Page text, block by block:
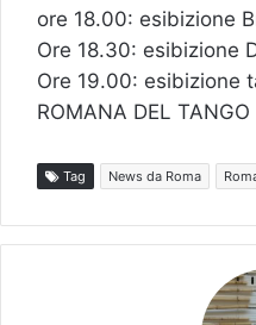
ore 18.00: esibizione
Ore 18.30: esibizione
Ore 19.00: esibizione
ROMANA DEL TANGO
Tag News da Roma